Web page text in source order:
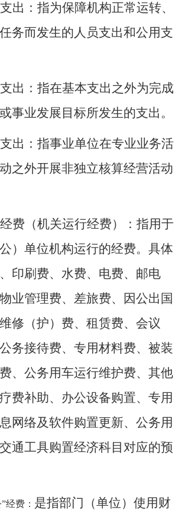
出 ：指为保障机构正常运转、
务而发生的人员支出和公用支
出：指在基本支出之外为完成
事业发展目标所发生的支出。
出：指事业单位在专业业务活
之外开展非独立核算经营活动
费 （机关运行经费）：指用于
）单位机构运行的经费。具体
印刷费、水费、电费、邮电
业管理费、差旅费、因公出国
维修（护）费、租赁费、会议
务接待费、专用材料费、被装
、公务用车运行维护费、其他
费补助、办公设备购置、专用
网络及软件购置更新、公务用
通工具购置经济科目对应的预
经费： 是指部门（单位）使用财